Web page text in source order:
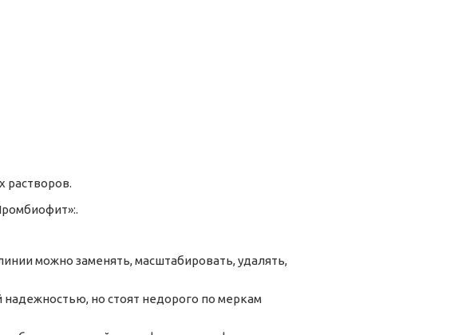
растворов.
можно заменять, масштабировать, удалять,
но стоят недорого по меркам